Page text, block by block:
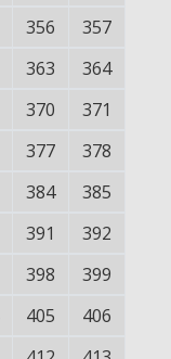
356
357
363
364
370
371
377
378
384
385
391
392
398
399
405
406